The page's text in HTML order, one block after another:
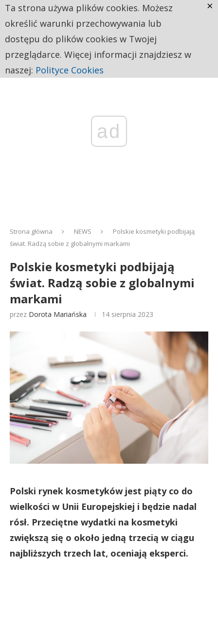
ad
Strona główna NEWS
Polskie kosmetyki podbijają
świat. Radzą sobie z globalnymi markami
Polskie kosmetyki podbijają
świat. Radzą sobie z globalnymi
markami
przez Dorota Mariańska 14 sierpnia 2023
Polski rynek kosmetyków jest piąty co do
wielkości w Unii Europejskiej i będzie nadal
rósł. Przeciętne wydatki na kosmetyki
zwiększą się o około jedną trzecią w ciągu
najbliższych trzech lat, oceniają eksperci.
Ta strona używa plików cookies. Możesz
określić warunki przechowywania lub
dostępu do plików cookies w Twojej
przeglądarce. Więcej informacji znajdziesz w
naszej: Polityce Cookies
×